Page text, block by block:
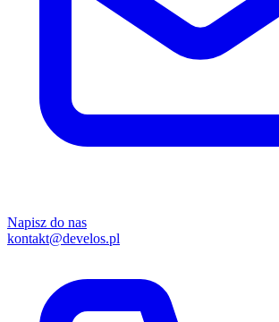
Napisz do nas
kontakt@develos.pl